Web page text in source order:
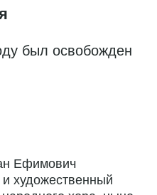
был освобожден
Ефимович
художественный